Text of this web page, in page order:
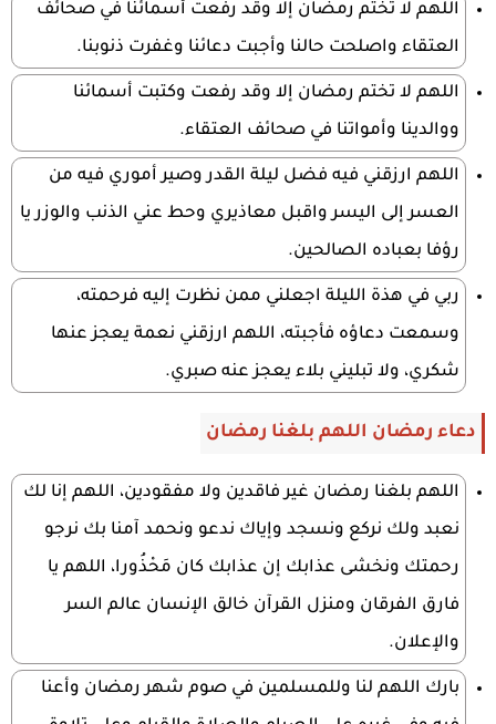
اللهم لا تختم رمضان إلا وقد رفعت أسمائنا في صحائف
العتقاء واصلحت حالنا وأجبت دعائنا وغفرت ذنوبنا.
اللهم لا تختم رمضان إلا وقد رفعت وكتبت أسمائنا
ووالدينا وأمواتنا في صحائف العتقاء.
اللهم ارزقني فيه فضل ليلة القدر وصير أموري فيه من
العسر إلى اليسر واقبل معاذيري وحط عني الذنب والوزر يا
رؤفا بعباده الصالحين.
ربي في هذة الليلة اجعلني ممن نظرت إليه فرحمته،
وسمعت دعاؤه فأجبته، اللهم ارزقني نعمة يعجز عنها
شكري، ولا تبليني بلاء يعجز عنه صبري.
دعاء رمضان اللهم بلغنا رمضان
اللهم بلغنا رمضان غير فاقدين ولا مفقودين، اللهم إنا لك
نعبد ولك نركع ونسجد وإياك ندعو ونحمد آمنا بك نرجو
رحمتك ونخشى عذابك إن عذابك كان مَحْذُورا، اللهم يا
فارق الفرقان ومنزل القرآن خالق الإنسان عالم السر
والإعلان.
بارك اللهم لنا وللمسلمين في صوم شهر رمضان وأعنا